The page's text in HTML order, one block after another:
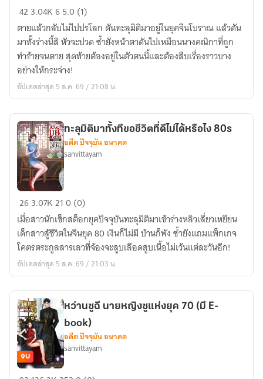
พลิก
ชะตา
นาง
คณิกา
ข้าม
ภพ
42 3.04K65.0 (1)
ตายแล้วกลับไม่ไปปรโลก ดันทะลุมิติมาอยู่ในยุคจีนโบราณ แล้วดัน
มาทั้งร่างนี้สิ หัวจะปวด ซ้ำยังหน้าตาดันไปเหมือนนางคณิกาที่ถูก
ทำร้ายจนตาย สุดท้ายต้องอยู่ในตัวตนนี้และต้องสืบเรื่องราวบาง
อย่างให้กระจ่าง!
อัปเดตล่าสุด 5 ส.ค. 69 / 21:08 น.
ทะลุ
มิติ
มา
ทั้งที
ขอ
ชีวิต
ดี
ไม่
ได้
หรือ
ไง
80s
ทะลุมิติมาทั้งทีขอชีวิตที่ดีไม่ได้หรือไง 80s
อดีต ปัจจุบัน อนาคต
sanvittayam
263.07K210 (0)
เมื่อสาวนักเช็กสต็อกยุคปัจจุบันทะลุมิติมาเข้าร่างหลิวเสี่ยวเหยียน
เด็กสาวสู้ชีวิตในจีนยุค 80 เงินก็ไม่มี บ้านก็พัง ซ้ำยังแถมแพ็กเกจ
โคตรตระกูลสารเลวที่จ้องจะสูบเลือดสูบเนื้อไม่เว้นแต่ละวันอีก!
อัปเดตล่าสุด 5 ส.ค. 69 / 21:03 น.
หว่าน
จบ
หว่านซูฉี นายหญิงซูแห่งยุค 70 (มี E-
book)
อดีต ปัจจุบัน อนาคต
sanvittayam